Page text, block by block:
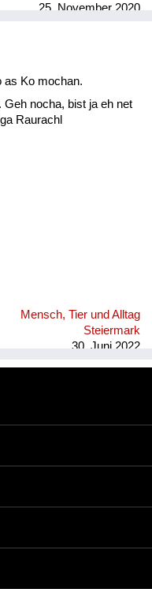
25. November 2020
as Ko mochan.
nocha, bist ja eh net
Raurachl
Mensch, Tier und Alltag
Steiermark
30. Juni 2022